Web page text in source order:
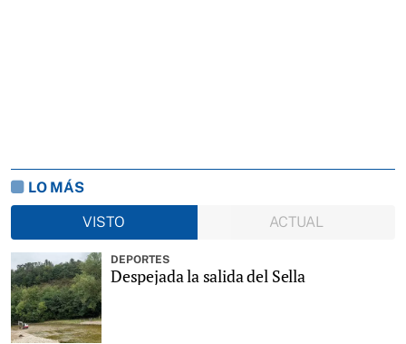
LO MÁS
VISTO
ACTUAL
DEPORTES
Despejada la salida del Sella